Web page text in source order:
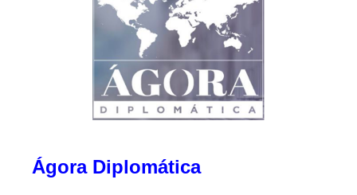
Ágora Diplomática